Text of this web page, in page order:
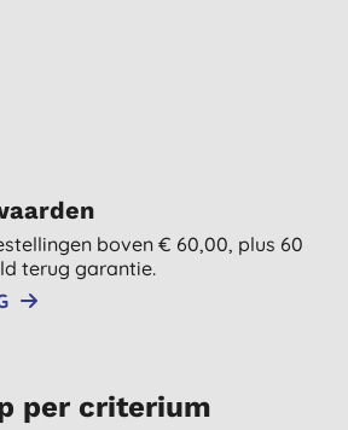
boven € 60,00, plus 60
terug garantie.
per criterium